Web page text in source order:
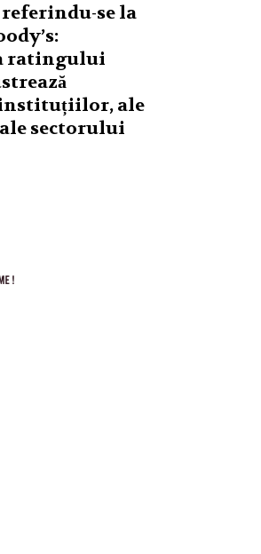
se la
ratingului
ale
sectorului